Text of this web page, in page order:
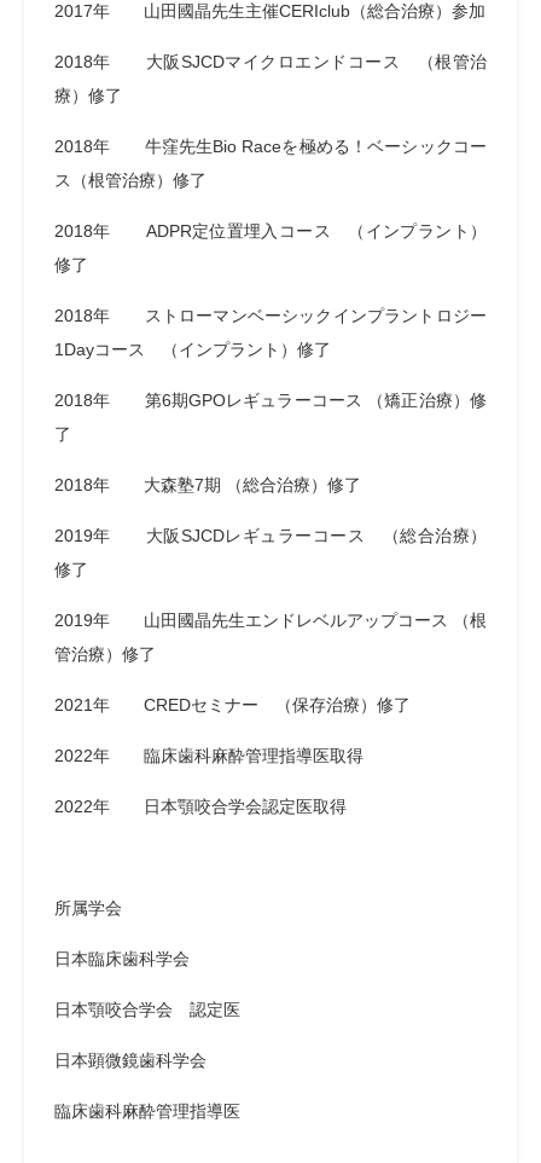
2017年 山田國晶先生主催CERIclub（総合治療）参加
2018年 大阪SJCDマイクロエンドコース （根管治
療）修了
2018年 牛窪先生Bio Raceを極める！ベーシックコー
ス（根管治療）修了
2018年 ADPR定位置埋入コース （インプラント）
修了
2018年 ストローマンベーシックインプラントロジー
1Dayコース （インプラント）修了
2018年 第6期GPOレギュラーコース （矯正治療）修
了
2018年 大森塾7期 （総合治療）修了
2019年 大阪SJCDレギュラーコース （総合治療）
修了
2019年 山田國晶先生エンドレベルアップコース （根
管治療）修了
2021年 CREDセミナー （保存治療）修了
2022年 臨床歯科麻酔管理指導医取得
2022年 日本顎咬合学会認定医取得
所属学会
日本臨床歯科学会
日本顎咬合学会 認定医
日本顕微鏡歯科学会
臨床歯科麻酔管理指導医